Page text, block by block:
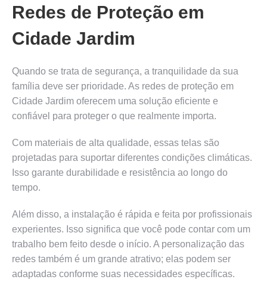
Redes de Proteção em
Cidade Jardim
Quando se trata de segurança, a tranquilidade da sua
família deve ser prioridade. As redes de proteção em
Cidade Jardim oferecem uma solução eficiente e
confiável para proteger o que realmente importa.
Com materiais de alta qualidade, essas telas são
projetadas para suportar diferentes condições climáticas.
Isso garante durabilidade e resistência ao longo do
tempo.
Além disso, a instalação é rápida e feita por profissionais
experientes. Isso significa que você pode contar com um
trabalho bem feito desde o início. A personalização das
redes também é um grande atrativo; elas podem ser
adaptadas conforme suas necessidades específicas.